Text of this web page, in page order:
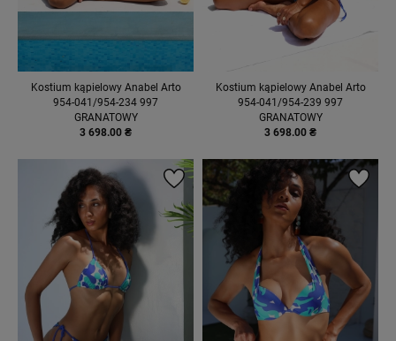
Kostium kąpielowy Anabel Arto
954-041/954-234 997
GRANATOWY
3 698.00 ₴
Kostium kąpielowy Anabel Arto
954-041/954-239 997
GRANATOWY
3 698.00 ₴